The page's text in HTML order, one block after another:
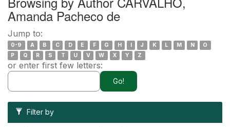
Amanda Pacheco de
Jump to:
0-9 A B C D E F G H I J K L M N
O
P
Q R S T U V W X Y Z
or enter first few letters:
Filter by